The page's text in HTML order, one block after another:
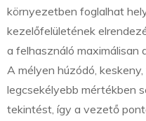
környezetben foglalhat
kezelőfelületének
a felhasználó maximálisan
A mélyen húzódó,
legcsekélyebb mértékben
tekintést, így a vezető